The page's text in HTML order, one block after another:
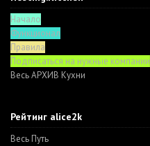
Начало
Функционал
Правила
Подписаться на нужные компании
Весь АРХИВ Кухни
Рейтинг alice2k
Весь Путь